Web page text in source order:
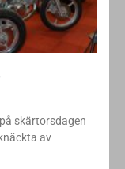
skärtorsdagen
av